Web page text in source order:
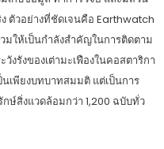
ตัวอย่างที่ชัดเจนคือ Earthwatch
มให้เป็นกำลังสำคัญในการติดตาม
งรังของเต่ามะเฟืองในคอสตาริกา
นเพียงบทบาทสมมติ แต่เป็นการ
ษ์สิ่งแวดล้อมกว่า 1,200 ฉบับทั่ว